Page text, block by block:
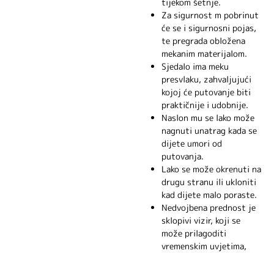
Za sigurnost m pobrinut
će se i sigurnosni pojas,
te pregrada obložena
mekanim materijalom.
Sjedalo ima meku
presvlaku, zahvaljujući
kojoj će putovanje biti
praktičnije i udobnije.
Naslon mu se lako može
nagnuti unatrag kada se
dijete umori od
putovanja.
Lako se može okrenuti na
drugu stranu ili ukloniti
kad dijete malo poraste.
Nedvojbena prednost je
sklopivi vizir, koji se
može prilagoditi
vremenskim uvjetima,